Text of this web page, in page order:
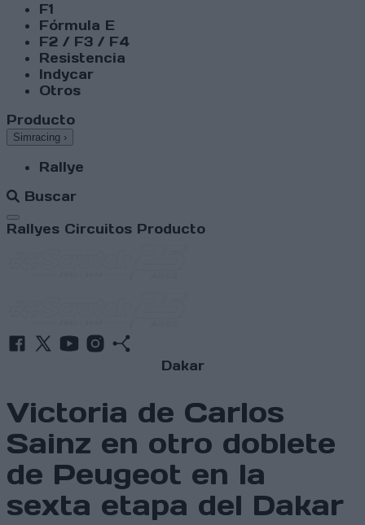
F1
Fórmula E
F2 / F3 / F4
Resistencia
Indycar
Otros
Producto
Simracing ›
Rallye
Buscar
Abrir menú
Rallyes Circuitos Producto
Dakar
Victoria de Carlos
Sainz en otro doblete
de Peugeot en la
sexta etapa del Dakar